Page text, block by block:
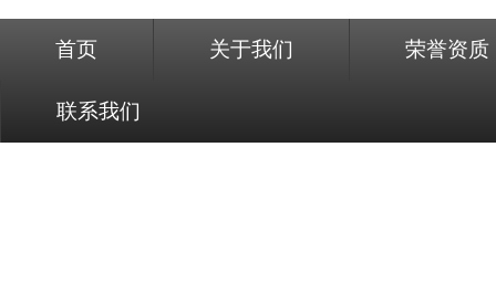
首页 关于我们 荣誉资质
联系我们